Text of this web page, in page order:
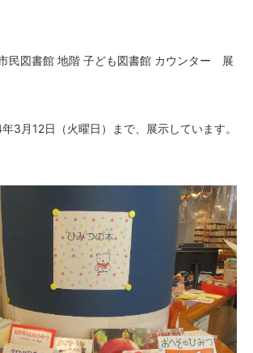
民図書館 地階 子ども図書館 カウンター 展
3月12日（火曜日）まで、展示しています。